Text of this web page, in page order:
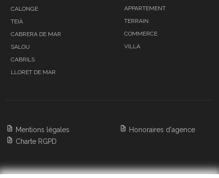
CALONGE
TEIÀ
CABRERA DE MAR
SALOU
CABRILS
LLORET DE MAR
APPARTEMENT
TERRAIN
COMMERCE
VILLA
Mentions légales
Charte RGPD
Honoraires d'agence